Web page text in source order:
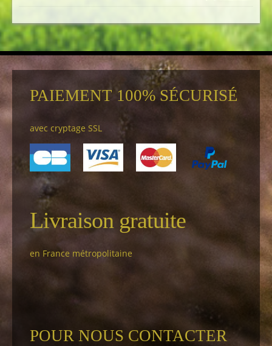
PAIEMENT 100% SÉCURISÉ
avec cryptage SSL
Livraison gratuite
en France métropolitaine
POUR NOUS CONTACTER